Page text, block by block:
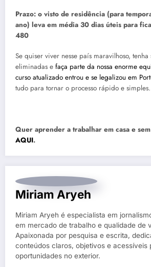
Prazo: o visto de residência (para
ano) leva em média 30 dias úteis para
480
Se quiser viver nesse país maravilhoso, tenha
eliminadas e faça parte da nossa enorme
curso atualizado entrou e se legalizou em
tudo para tornar o processo rápido e simples.
Quer aprender a trabalhar em casa e
AQUI.
Miriam Aryeh
Miriam Aryeh é especialista em
em mercado de trabalho e qualidade de
Apaixonada por pesquisa e escrita,
conteúdos claros, objetivos e acessíveis
oportunidades no exterior.